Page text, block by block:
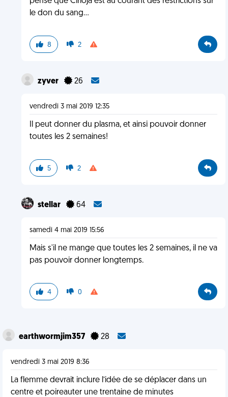
le don du sang...
8 2
zyver 26
vendredi 3 mai 2019 12:35
Il peut donner du plasma, et ainsi pouvoir donner
toutes les 2 semaines!
5 2
stellar 64
samedi 4 mai 2019 15:56
Mais s'il ne mange que toutes les 2 semaines, il ne va
pas pouvoir donner longtemps.
4 0
earthwormjim357 28
vendredi 3 mai 2019 8:36
La flemme devrait inclure l’idée de se déplacer dans un
centre et poireauter une trentaine de minutes